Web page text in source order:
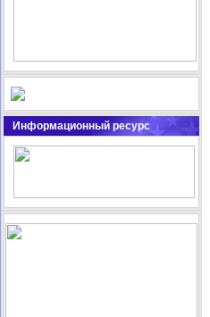
Информационный ресурс